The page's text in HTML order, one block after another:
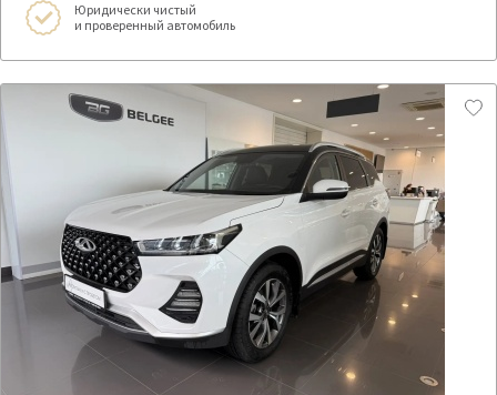
Юридически чистый
и проверенный автомобиль